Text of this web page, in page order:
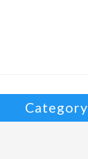
Category